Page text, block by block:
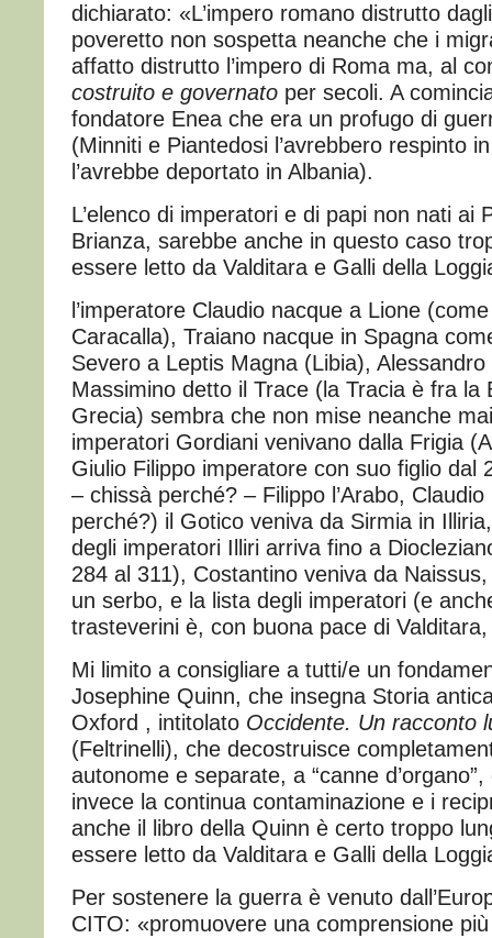
dichiarato: «L’impero romano distrutto
poveretto non sospetta neanche che i
affatto distrutto l’impero di Roma ma, al
costruito e governato per secoli. A
fondatore Enea che era un profugo di
(Minniti e Piantedosi l’avrebbero respinto
l’avrebbe deportato in Albania).
L’elenco di imperatori e di papi non nati ai
Brianza, sarebbe anche in questo caso
essere letto da Valditara e Galli della
l’imperatore Claudio nacque a Lione
Caracalla), Traiano nacque in Spagna
Severo a Leptis Magna (Libia),
Massimino detto il Trace (la Tracia è fra la
Grecia) sembra che non mise neanche
imperatori Gordiani venivano dalla Frigia
Giulio Filippo imperatore con suo figlio dal
– chissà perché? – Filippo l’Arabo,
perché?) il Gotico veniva da Sirmia in
degli imperatori Illiri arriva fino a
284 al 311), Costantino veniva da
un serbo, e la lista degli imperatori (e
trasteverini è, con buona pace di
Mi limito a consigliare a tutti/e un
Josephine Quinn, che insegna Storia
Oxford , intitolato Occidente. Un racconto
(Feltrinelli), che decostruisce
autonome e separate, a “canne
invece la continua contaminazione e i
anche il libro della Quinn è certo troppo
essere letto da Valditara e Galli della
Per sostenere la guerra è venuto
CITO: «promuovere una comprensione